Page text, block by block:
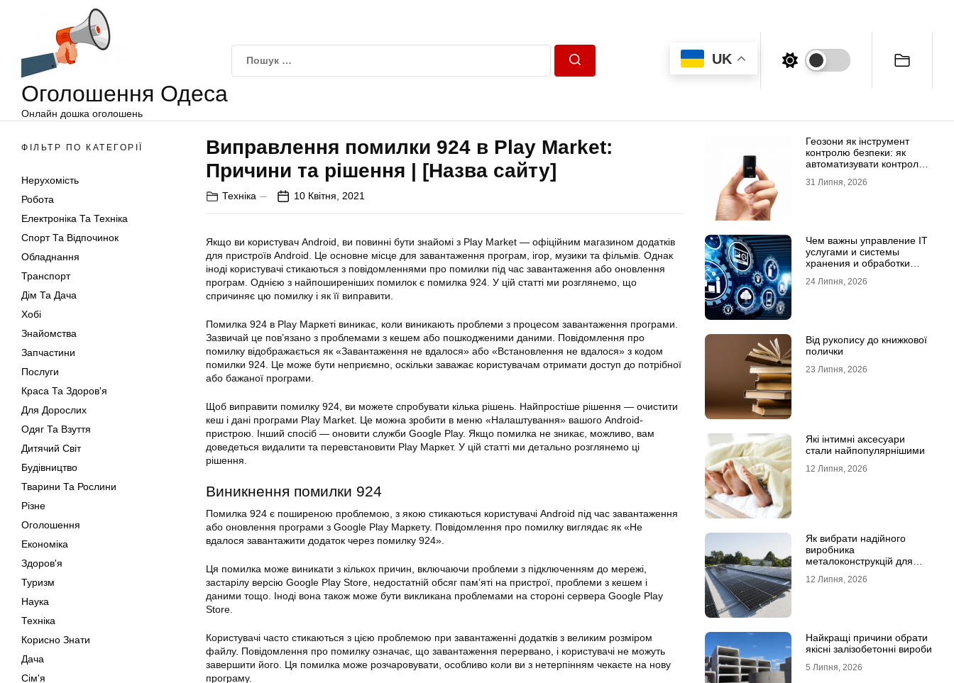
Оголошення Одеса
Онлайн дошка оголошень
UK
ФІЛЬТР ПО КАТЕГОРІЇ
Нерухомість
Робота
Електроніка Та Техніка
Спорт Та Відпочинок
Обладнання
Транспорт
Дім Та Дача
Хобі
Знайомства
Запчастини
Послуги
Краса Та Здоров'я
Для Дорослих
Одяг Та Взуття
Дитячий Світ
Будівництво
Тварини Та Рослини
Різне
Оголошення
Економіка
Здоров'я
Туризм
Наука
Техніка
Корисно Знати
Дача
Сім'я
Виправлення помилки 924 в Play Market:
Причини та рішення | [Назва сайту]
Техніка 10 Квітня, 2021
Якщо ви користувач Android, ви повинні бути знайомі з Play Market — офіційним магазином додатків
для пристроїв Android. Це основне місце для завантаження програм, ігор, музики та фільмів. Однак
іноді користувачі стикаються з повідомленнями про помилки під час завантаження або оновлення
програм. Однією з найпоширеніших помилок є помилка 924. У цій статті ми розглянемо, що
спричиняє цю помилку і як її виправити.
Помилка 924 в Play Маркеті виникає, коли виникають проблеми з процесом завантаження програми.
Зазвичай це пов’язано з проблемами з кешем або пошкодженими даними. Повідомлення про
помилку відображається як «Завантаження не вдалося» або «Встановлення не вдалося» з кодом
помилки 924. Це може бути неприємно, оскільки заважає користувачам отримати доступ до потрібної
або бажаної програми.
Щоб виправити помилку 924, ви можете спробувати кілька рішень. Найпростіше рішення — очистити
кеш і дані програми Play Market . Це можна зробити в меню «Налаштування» вашого Android-
пристрою. Інший спосіб — оновити служби Google Play. Якщо помилка не зникає, можливо, вам
доведеться видалити та перевстановити Play Маркет. У цій статті ми детально розглянемо ці
рішення
Виникнення помилки 924
Помилка 924 є поширеною проблемою, з якою стикаються користувачі Android під час завантаження
або оновлення програми з Google Play Маркету. Повідомлення про помилку виглядає як «Не
вдалося завантажити додаток через помилку 924».
Ця помилка може виникати з кількох причин, включаючи проблеми з підключенням до мережі,
застарілу версію Google Play Store, недостатній обсяг пам’яті на пристрої, проблеми з кешем і
даними тощо. Іноді вона також може бути викликана проблемами на стороні сервера Google Play
Store.
Користувачі часто стикаються з цією проблемою при завантаженні додатків з великим розміром
файлу. Повідомлення про помилку означає, що завантаження перервано, і користувачі не можуть
завершити його. Ця помилка може розчаровувати, особливо коли ви з нетерпінням чекаєте на нову
програму.
Геозони як інструмент
контролю безпеки: як
автоматизувати контроль
31 Липня, 2026
Чем важны управление IT
услугами и системы
хранения и обработки
24 Липня, 2026
Від рукопису до книжкової
полички
23 Липня, 2026
Які інтимні аксесуари
стали найпопулярнішими
12 Липня, 2026
Як вибрати надійного
виробника
металоконструкцій для
12 Липня, 2026
Найкращі причини обрати
якісні залізобетонні вироби
5 Липня, 2026